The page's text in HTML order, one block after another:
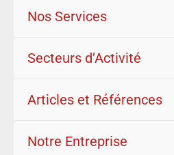
Nos Services
Secteurs d’Activité
Articles et Références
Notre Entreprise